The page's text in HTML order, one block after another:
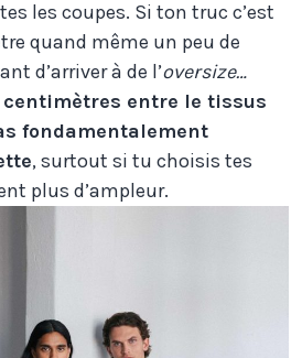
les coupes. Si ton truc c’est
quand même un peu de
d’arriver à de l’oversize…
centimètres entre le tissus
fondamentalement
, surtout si tu choisis tes
plus d’ampleur.